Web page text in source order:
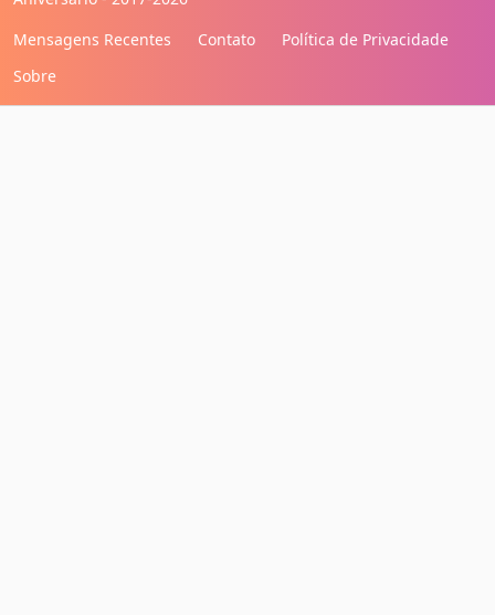
Mensagens Recentes
Contato
Política de Privacidade
Sobre